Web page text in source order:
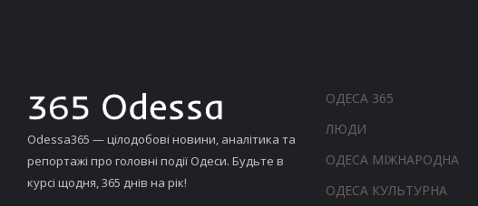
Odessa365 — цілодобові новини, аналітика та
репортажі про головні події Одеси. Будьте в
курсі щодня, 365 днів на рік!
ОДЕСА 365
ЛЮДИ
ОДЕСА МІЖНАРОДНА
ОДЕСА КУЛЬТУРНА